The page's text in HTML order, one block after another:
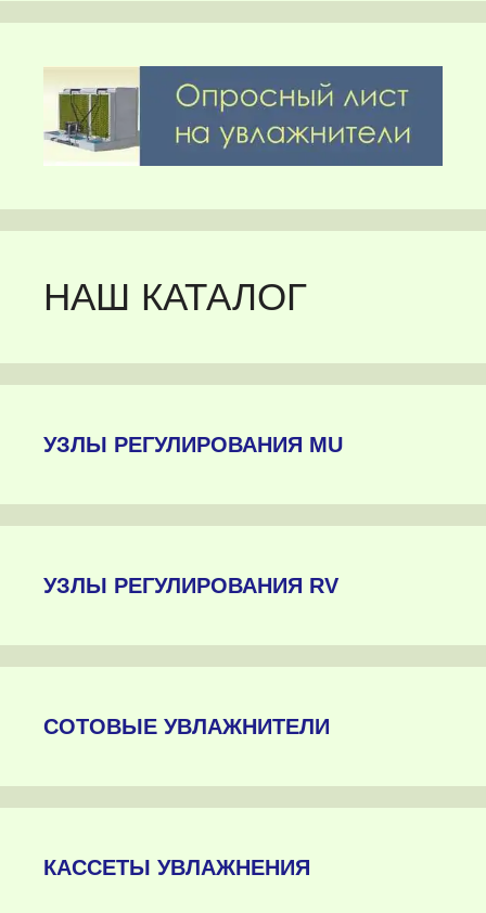
НАШ КАТАЛОГ
УЗЛЫ РЕГУЛИРОВАНИЯ MU
УЗЛЫ РЕГУЛИРОВАНИЯ RV
СОТОВЫЕ УВЛАЖНИТЕЛИ
КАССЕТЫ УВЛАЖНЕНИЯ